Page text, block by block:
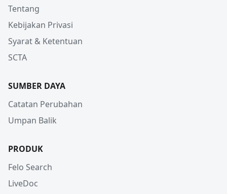
Tentang
Kebijakan Privasi
Syarat & Ketentuan
SCTA
SUMBER DAYA
Catatan Perubahan
Umpan Balik
PRODUK
Felo Search
LiveDoc